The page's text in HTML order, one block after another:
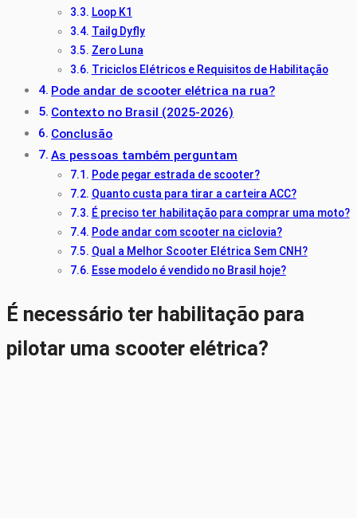
Loop K1
Tailg Dyfly
Zero Luna
Triciclos Elétricos e Requisitos de Habilitação
Pode andar de scooter elétrica na rua?
Contexto no Brasil (2025-2026)
Conclusão
As pessoas também perguntam
Pode pegar estrada de scooter?
Quanto custa para tirar a carteira ACC?
É preciso ter habilitação para comprar uma moto?
Pode andar com scooter na ciclovia?
Qual a Melhor Scooter Elétrica Sem CNH?
Esse modelo é vendido no Brasil hoje?
É necessário ter habilitação para
pilotar uma scooter elétrica?